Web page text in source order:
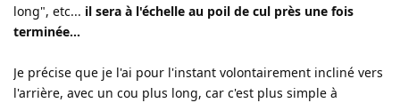
long", etc... il sera à l'échelle au poil de cul près une fois
terminée...
Je précise que je l'ai pour l'instant volontairement incliné vers
l'arrière, avec un cou plus long, car c'est plus simple à